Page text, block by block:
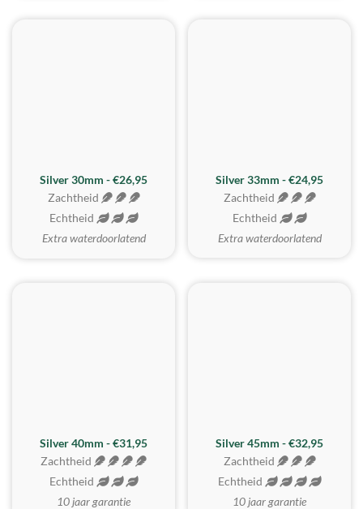
Silver 30mm - €26,95
Zachtheid
Echtheid
Extra waterdoorlatend
Silver 33mm - €24,95
Zachtheid
Echtheid
Extra waterdoorlatend
Silver 40mm - €31,95
Zachtheid
Echtheid
10 jaar garantie
MEEST GEKOZEN
Silver 45mm - €32,95
Zachtheid
Echtheid
10 jaar garantie